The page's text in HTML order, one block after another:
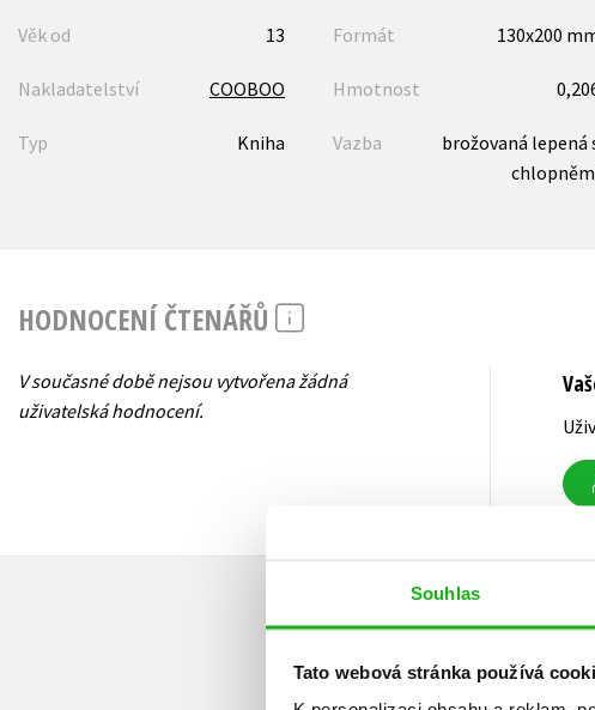
Souhlas
Tato webová stránka používá
Věk od 13 Formát 130x200
Nakladatelství COOBOO Hmotnost
Typ Kniha Vazba
brožovaná lepená
HODNOCENÍ ČTENÁŘŮ
V současné době nejsou vytvořena žádná
uživatelská hodnocení.